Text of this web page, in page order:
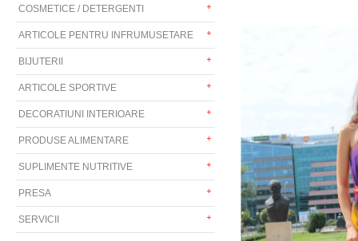
COSMETICE / DETERGENTI
ARTICOLE PENTRU INFRUMUSETARE
BIJUTERII
ARTICOLE SPORTIVE
DECORATIUNI INTERIOARE
PRODUSE ALIMENTARE
SUPLIMENTE NUTRITIVE
PRESA
SERVICII